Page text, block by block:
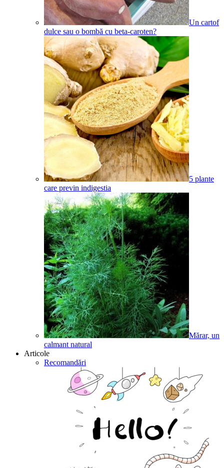
Un cartof
dulce sau o bombă cu beta-caroten?
5 plante
care previn indigestia
Mărar, un
calmant natural
Articole
Recomandări